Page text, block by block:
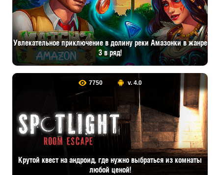
Увлекательное приключение в долину реки Амазонки в жанре
3 в ряд!
7750 v. 4.0
Крутой квест на андроид, где нужно выбраться из комнаты
любой ценой!